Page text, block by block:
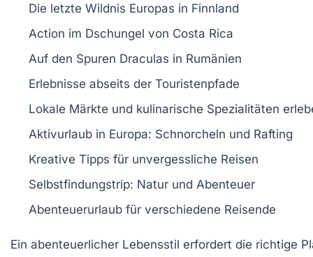
Die letzte Wildnis Europas in Finnland
Action im Dschungel von Costa Rica
Auf den Spuren Draculas in Rumänien
Erlebnisse abseits der Touristenpfade
Lokale Märkte und kulinarische Spezialitäten
Aktivurlaub in Europa: Schnorcheln und Rafting
Kreative Tipps für unvergessliche Reisen
Selbstfindungstrip: Natur und Abenteuer
Abenteuerurlaub für verschiedene Reisende
Ein abenteuerlicher Lebensstil erfordert die richtige